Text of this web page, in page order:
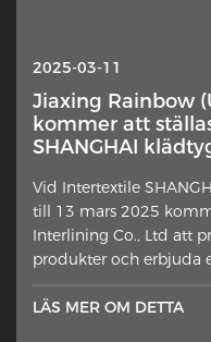
2025-10-13
Interlining —
lager plötsligt i
Ett subtilt inslag i
uppmärksamhet från
fel sida av yttre
2025-03-11
Jiaxing Rainbow
kommer att
SHANGHAI
Vid Intertextile
till 13 mars 2025
Interlining Co., Ltd att
produkter och erbjuda
LÄS MER OM DETTA